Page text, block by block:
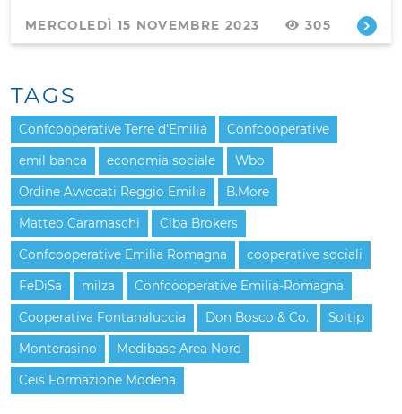
MERCOLEDÌ 15 NOVEMBRE 2023 305
TAGS
Confcooperative Terre d'Emilia Confcooperative
emil banca economia sociale Wbo
Ordine Avvocati Reggio Emilia B.More
Matteo Caramaschi Ciba Brokers
Confcooperative Emilia Romagna cooperative sociali
FeDiSa milza Confcooperative Emilia-Romagna
Cooperativa Fontanaluccia Don Bosco & Co. Soltip
Monterasino Medibase Area Nord
Ceis Formazione Modena